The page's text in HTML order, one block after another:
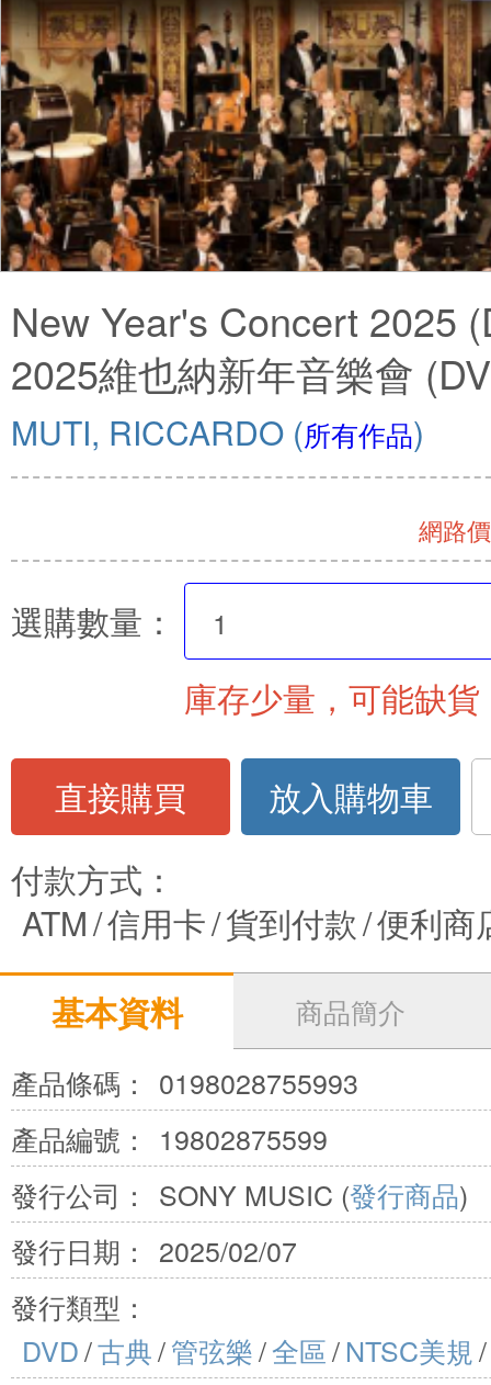
New Year's Concert 2025
2025維也納新年音樂會
MUTI, RICCARDO (所有作品)
網路
選購數量：
庫存少量，可能缺貨
直接購買
放入購物車
付款方式：
ATM/信用卡/貨到付款/便利商
基本資料
商品簡介
產品條碼：
0198028755993
產品編號：
19802875599
發行公司：
SONY MUSIC (發行商品)
發行日期：
2025/02/07
發行類型：
DVD/古典/管弦樂/全區/NTSC美規/